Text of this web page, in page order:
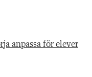
anpassa för elever